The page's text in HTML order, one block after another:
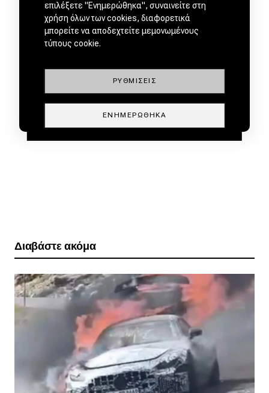
Διαβάστε ακόμα
επιλέξετε "Ενημερώθηκα", συναινείτε στη
χρήση όλων των cookies, διαφορετικά
μπορείτε να αποδεχτείτε μεμονωμένους
τύπους cookie.
ΡΥΘΜΊΣΕΙΣ
ΕΝΗΜΕΡΏΘΗΚΑ